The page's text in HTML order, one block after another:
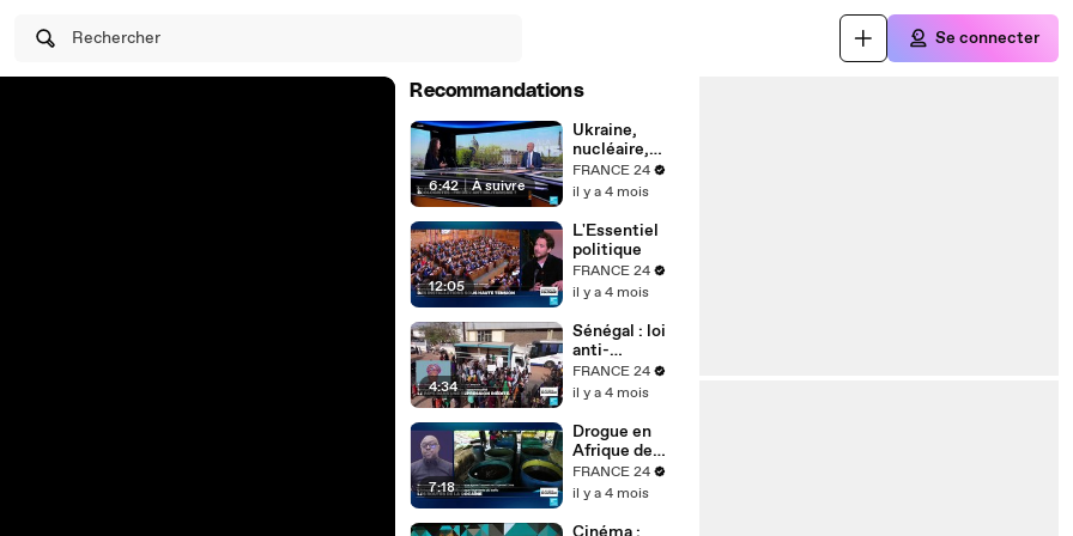
Rechercher Se connecter
Recommandations
6:42 | À suivre
Ukraine,
nucléaire,
réarmement :
où est passé
des
Écologistes ?
FRANCE 24
il y a 4 mois
12:05
L'Essentiel
politique
FRANCE 24
il y a 4 mois
4:34
Sénégal : loi
anti-
homosexualit
é durcie,
sur la justice ?
FRANCE 24
il y a 4 mois
7:18
Drogue en
Afrique de
l’Ouest :
pourquoi la
devenue un
FRANCE 24
il y a 4 mois